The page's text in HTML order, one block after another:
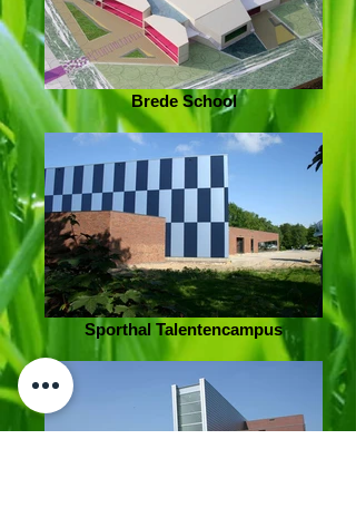
Brede School
Sporthal Talentencampus